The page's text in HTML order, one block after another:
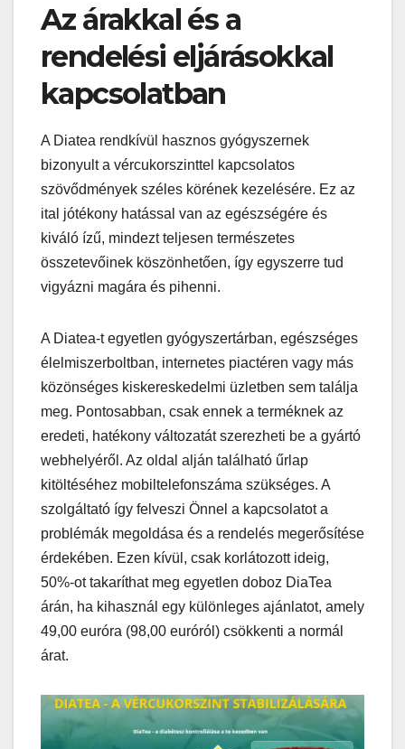
Az árakkal és a
rendelési eljárásokkal
kapcsolatban
A Diatea rendkívül hasznos gyógyszernek
bizonyult a vércukorszinttel kapcsolatos
szövődmények széles körének kezelésére. Ez az
ital jótékony hatással van az egészségére és
kiváló ízű, mindezt teljesen természetes
összetevőinek köszönhetően, így egyszerre tud
vigyázni magára és pihenni.
A Diatea-t egyetlen gyógyszertárban, egészséges
élelmiszerboltban, internetes piactéren vagy más
közönséges kiskereskedelmi üzletben sem találja
meg. Pontosabban, csak ennek a terméknek az
eredeti, hatékony változatát szerezheti be a gyártó
webhelyéről. Az oldal alján található űrlap
kitöltéséhez mobiltelefonszáma szükséges. A
szolgáltató így felveszi Önnel a kapcsolatot a
problémák megoldása és a rendelés megerősítése
érdekében. Ezen kívül, csak korlátozott ideig,
50%-ot takaríthat meg egyetlen doboz DiaTea
árán, ha kihasznál egy különleges ajánlatot, amely
49,00 euróra (98,00 euróról) csökkenti a normál
árat.